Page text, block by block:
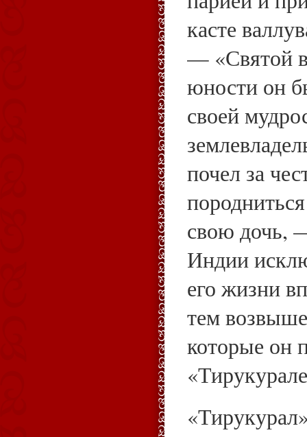
касте
— «Святой
юности он
своей
почел за
свою дочь,
Индии
его жизни
тем
которые он